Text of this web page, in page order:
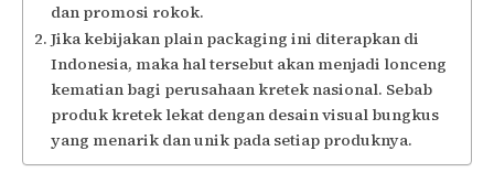
dan promosi rokok.
Jika kebijakan plain packaging ini diterapkan di
Indonesia, maka hal tersebut akan menjadi lonceng
kematian bagi perusahaan kretek nasional. Sebab
produk kretek lekat dengan desain visual bungkus
yang menarik dan unik pada setiap produknya.